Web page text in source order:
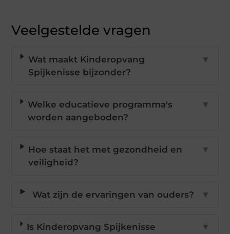
Veelgestelde vragen
Wat maakt Kinderopvang
Spijkenisse bijzonder?
▼
Welke educatieve programma's
worden aangeboden?
▼
Hoe staat het met gezondheid en
veiligheid?
▼
Wat zijn de ervaringen van ouders? ▼
Is Kinderopvang Spijkenisse
▼